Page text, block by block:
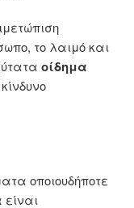
το λαιμό και
οίδημα
οποιουδήποτε